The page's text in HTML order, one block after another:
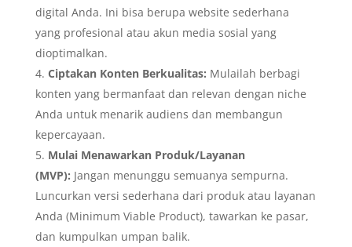
digital Anda. Ini bisa berupa website sederhana
yang profesional atau akun media sosial yang
dioptimalkan.
Ciptakan Konten Berkualitas: Mulailah berbagi
konten yang bermanfaat dan relevan dengan niche
Anda untuk menarik audiens dan membangun
kepercayaan.
Mulai Menawarkan Produk/Layanan
(MVP): Jangan menunggu semuanya sempurna.
Luncurkan versi sederhana dari produk atau layanan
Anda (Minimum Viable Product), tawarkan ke pasar,
dan kumpulkan umpan balik.